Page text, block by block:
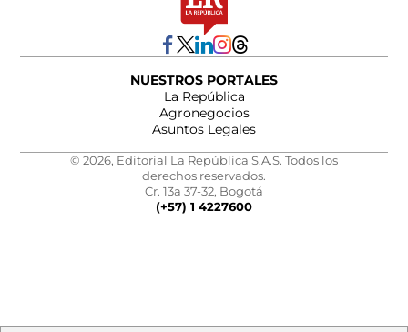
NUESTROS PORTALES
La República
Agronegocios
Asuntos Legales
© 2026, Editorial La República S.A.S. Todos los
derechos reservados.
Cr. 13a 37-32, Bogotá
(+57) 1 4227600